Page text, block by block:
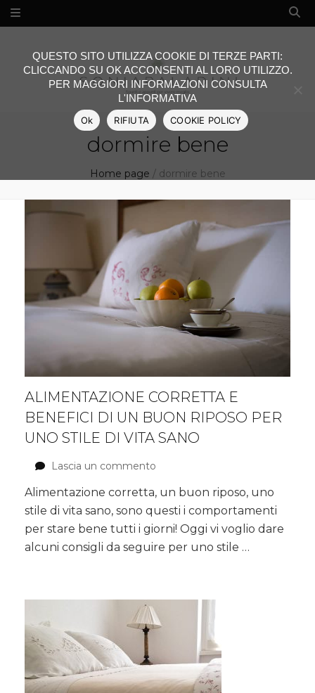
dormire bene
Home page / dormire bene
ALIMENTAZIONE CORRETTA E
BENEFICI DI UN BUON RIPOSO PER
UNO STILE DI VITA SANO
Lascia un commento
corretta
e
benefici
un
per
uno
stile
Alimentazione corretta, un buon riposo, uno
stile di vita sano, sono questi i comportamenti
per stare bene tutti i giorni! Oggi vi voglio dare
alcuni consigli da seguire per uno stile …
QUESTO SITO UTILIZZA COOKIE DI TERZE PARTI:
CLICCANDO SU OK ACCONSENTI AL LORO UTILIZZO.
PER MAGGIORI INFORMAZIONI CONSULTA
L'INFORMATIVA
Ok RIFIUTA COOKIE POLICY